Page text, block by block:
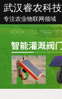
武汉睿农科技
专注农业物联网领域